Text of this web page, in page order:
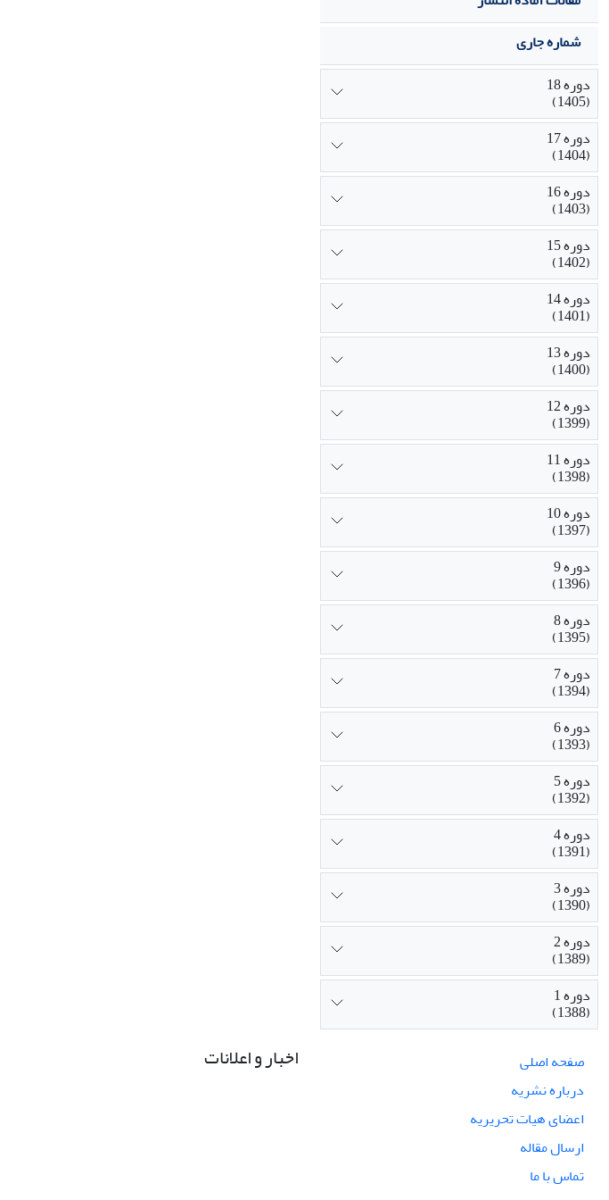
شماره جاری
دوره 18
(1405)
دوره 17
(1404)
دوره 16
(1403)
دوره 15
(1402)
دوره 14
(1401)
دوره 13
(1400)
دوره 12
(1399)
دوره 11
(1398)
دوره 10
(1397)
دوره 9
(1396)
دوره 8
(1395)
دوره 7
(1394)
دوره 6
(1393)
دوره 5
(1392)
دوره 4
(1391)
دوره 3
(1390)
دوره 2
(1389)
دوره 1
(1388)
صفحه اصلی
درباره نشریه
اعضای هیات تحریریه
ارسال مقاله
تماس با ما
اخبار و اعلانات